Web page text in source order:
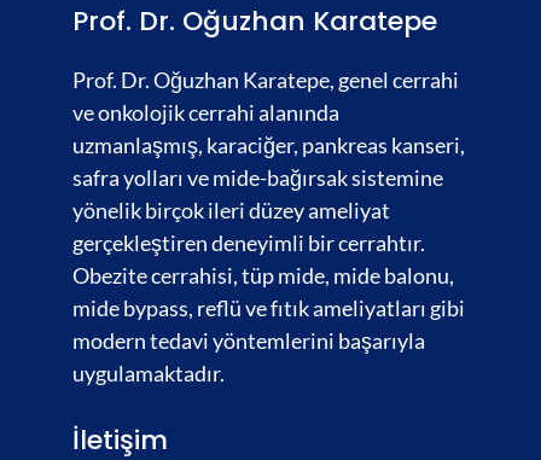
Prof. Dr. Oğuzhan Karatepe
Prof. Dr. Oğuzhan Karatepe, genel cerrahi
ve onkolojik cerrahi alanında
uzmanlaşmış, karaciğer, pankreas kanseri,
safra yolları vemide-bağırsaksistemine
yönelik birçok ileri düzey ameliyat
gerçekleştiren deneyimli bir cerrahtır.
Obezite cerrahisi,tüp mide, mide balonu,
mide bypass, reflü ve fıtık ameliyatları gibi
modern tedavi yöntemlerini başarıyla
uygulamaktadır.
İletişim